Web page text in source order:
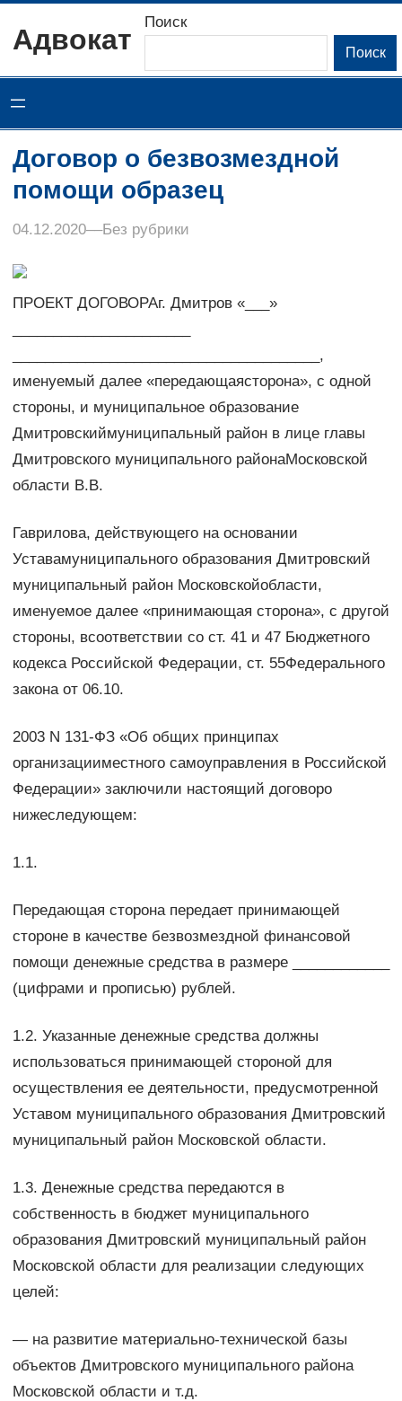
Адвокат
Поиск
Поиск
Договор о безвозмездной
помощи образец
04.12.2020––Без рубрики
ПРОЕКТ ДОГОВОРАг. Дмитров «___»
______________________________________,
именуемый далее «передающаясторона», с одной
стороны, и муниципальное образование
Дмитровскиймуниципальный район в лице главы
Дмитровского муниципального районаМосковской
области В.В.
Гаврилова, действующего на основании
Уставамуниципального образования Дмитровский
муниципальный район Московскойобласти,
именуемое далее «принимающая сторона», с другой
стороны, всоответствии со ст. 41 и 47 Бюджетного
кодекса Российской Федерации, ст. 55Федерального
закона от 06.10.
2003 N 131-ФЗ «Об общих принципах
организацииместного самоуправления в Российской
Федерации» заключили настоящий договоро
нижеследующем:
1.1.
Передающая сторона передает принимающей
стороне в качестве безвозмездной финансовой
помощи денежные средства в размере ____________
(цифрами и прописью) рублей.
1.2. Указанные денежные средства должны
использоваться принимающей стороной для
осуществления ее деятельности, предусмотренной
Уставом муниципального образования Дмитровский
муниципальный район Московской области.
1.3. Денежные средства передаются в
собственность в бюджет муниципального
образования Дмитровский муниципальный район
Московской области для реализации следующих
целей:
— на развитие материально-технической базы
объектов Дмитровского муниципального района
Московской области и т.д.